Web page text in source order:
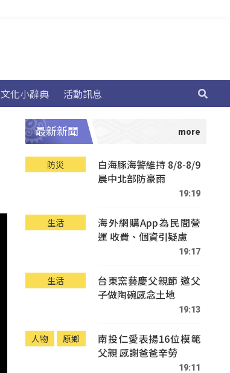
文化小辭典 活動訊息
最新新聞
防災
白海豚海警維持 8/8-8/9
晨中北部防豪雨
19:19
生活
海外網購App為民間營
運 收費、個資引疑慮
19:17
生活
台東窯藝慶父親節 邀父
子做陶碗感念土地
19:13
人物 原鄉
南投仁愛表揚16位模範
父親 感謝爸爸辛勞
19:11